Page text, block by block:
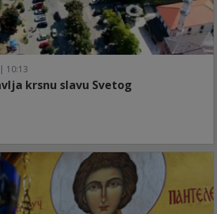
| 10:13
krsnu slavu Svetog